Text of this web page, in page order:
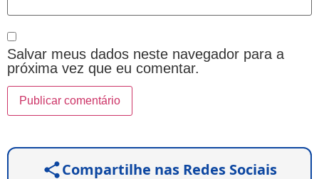
Salvar meus dados neste navegador para a
próxima vez que eu comentar.
Compartilhe nas Redes Sociais